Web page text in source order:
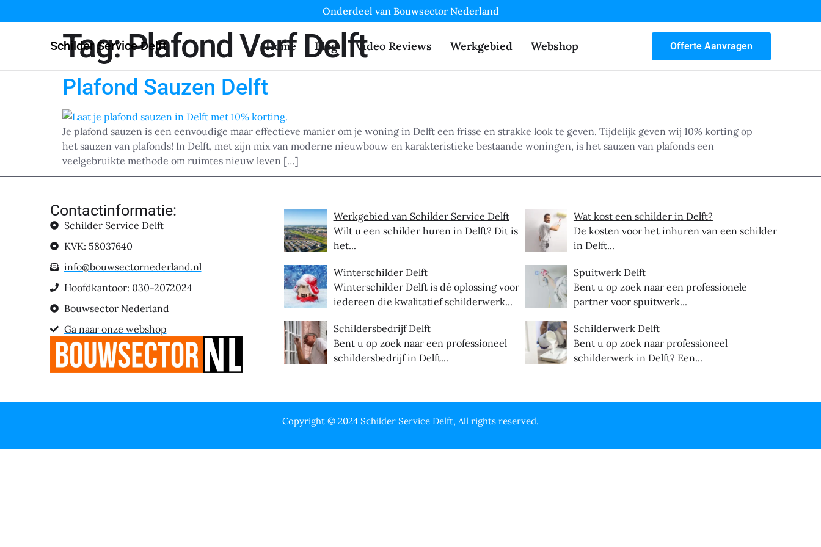
Onderdeel van Bouwsector Nederland
Schilder Service Delft Home Blog Video Reviews Werkgebied Webshop Offerte Aanvragen
Tag:Plafond Verf Delft
Plafond Sauzen Delft
Je plafond sauzen is een eenvoudige maar effectieve manier om je woning in Delft een frisse en strakke look te geven. Tijdelijk geven wij 10% korting op
het sauzen van plafonds! In Delft, met zijn mix van moderne nieuwbouw en karakteristieke bestaande woningen, is het sauzen van plafonds een
veelgebruikte methode om ruimtes nieuw leven […]
Contactinformatie:
Schilder Service Delft
KVK: 58037640
info@bouwsectornederland.nl
Hoofdkantoor: 030-2072024
Bouwsector Nederland
Ga naar onze webshop
Werkgebied van Schilder Service Delft
Wilt u een schilder huren in Delft? Dit is
het...
Winterschilder Delft
Winterschilder Delft is dé oplossing voor
iedereen die kwalitatief schilderwerk...
Schildersbedrijf Delft
Bent u op zoek naar een professioneel
schildersbedrijf in Delft...
Wat kost een schilder in Delft?
De kosten voor het inhuren van een schilder
in Delft...
Spuitwerk Delft
Bent u op zoek naar een professionele
partner voor spuitwerk...
Schilderwerk Delft
Bent u op zoek naar professioneel
schilderwerk in Delft? Een...
Copyright © 2024 Schilder Service Delft, All rights reserved.